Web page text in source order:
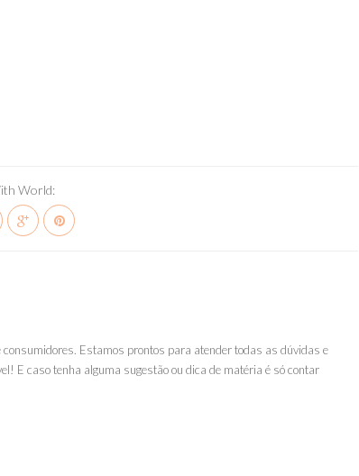
World:
consumidores. Estamos prontos para atender todas as dúvidas e
E caso tenha alguma sugestão ou dica de matéria é só contar